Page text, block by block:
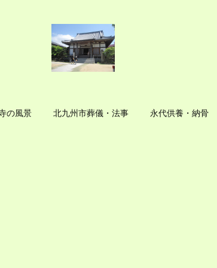
の風景 北九州市葬儀・法事 永代供養・納骨